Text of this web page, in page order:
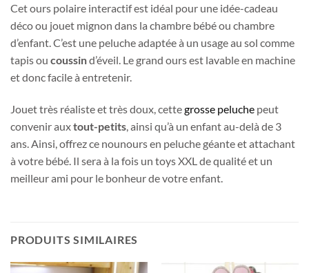
Cet ours polaire interactif est idéal pour une idée-cadeau
déco ou jouet mignon dans la chambre bébé ou chambre
d’enfant. C’est une peluche adaptée à un usage au sol comme
tapis ou coussind’éveil. Le grand ours est lavable en machine
et donc facile à entretenir.
Jouet très réaliste et très doux, cettegrosse peluche peut
convenir auxtout-petits , ainsi qu’à un enfant au-delà de 3
ans. Ainsi, offrez ce nounours en peluche géante et attachant
à votre bébé. Il sera à la fois un toys XXL de qualité et un
meilleur ami pour le bonheur de votre enfant.
PRODUITS SIMILAIRES